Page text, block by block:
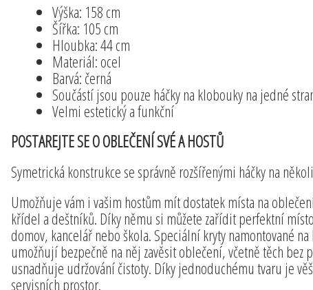
Výška: 158 cm
Šířka: 105 cm
Hloubka: 44 cm
Materiál: ocel
Barvá: černá
Součástí jsou pouze háčky na klobouky na jedné
Velmi estetický a funkční
POSTAREJTE SE O OBLEČENÍ SVÉ A HOSTŮ
Symetrická konstrukce se správně rozšířenými háčky na
Umožňuje vám i vašim hostům mít dostatek místa na
křídel a deštníků. Díky němu si můžete zařídit perfektní
domov, kancelář nebo škola. Speciální kryty namontované
umožňují bezpečně na něj zavěsit oblečení, včetně těch bez
usnadňuje udržování čistoty. Díky jednoduchému tvaru je
servisních prostor.